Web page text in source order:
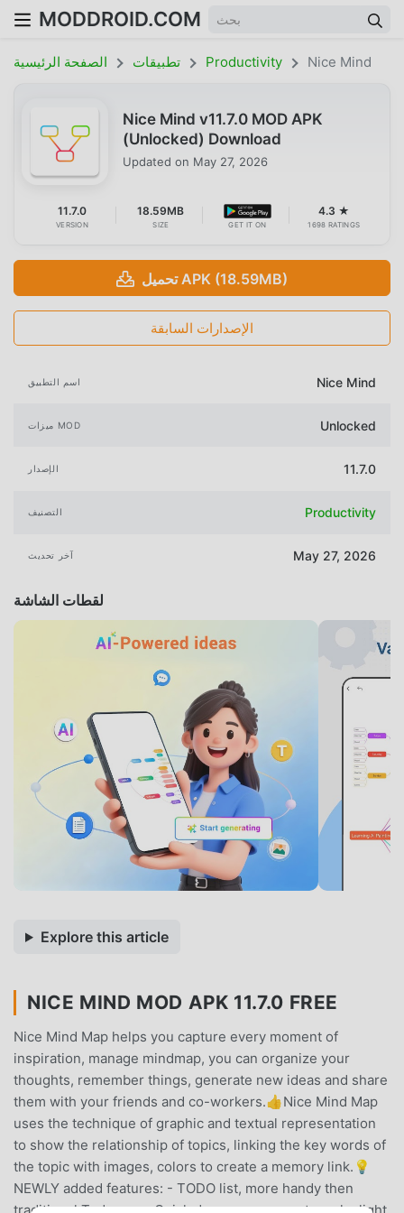
MODDROID.COM
الصفحة الرئيسية تطبيقات Productivity Nice Mind
Nice Mind v11.7.0 MOD APK
(Unlocked) Download
Updated on May 27, 2026
11.7.0
VERSION
18.59MB
SIZE GET IT ON
4.3 ★
1698 RATINGS
تحميل APK (18.59MB)
الإصدارات السابقة
اسم التطبيق Nice Mind
ميزات MOD Unlocked
الإصدار 11.7.0
التصنيف Productivity
آخر تحديث May 27, 2026
لقطات الشاشة
Explore this article
NICE MIND MOD APK 11.7.0 FREE
Nice Mind Map helps you capture every moment of
inspiration, manage mindmap, you can organize your
thoughts, remember things, generate new ideas and share
them with your friends and co-workers.👍Nice Mind Map
uses the technique of graphic and textual representation
to show the relationship of topics, linking the key words of
the topic with images, colors to create a memory link.💡
NEWLY added features: - TODO list, more handy then